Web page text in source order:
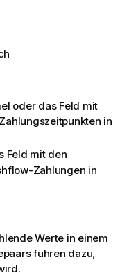
oder das Feld mit
in
Feld mit den
Zahlungen in
Werte in einem
führen dazu,